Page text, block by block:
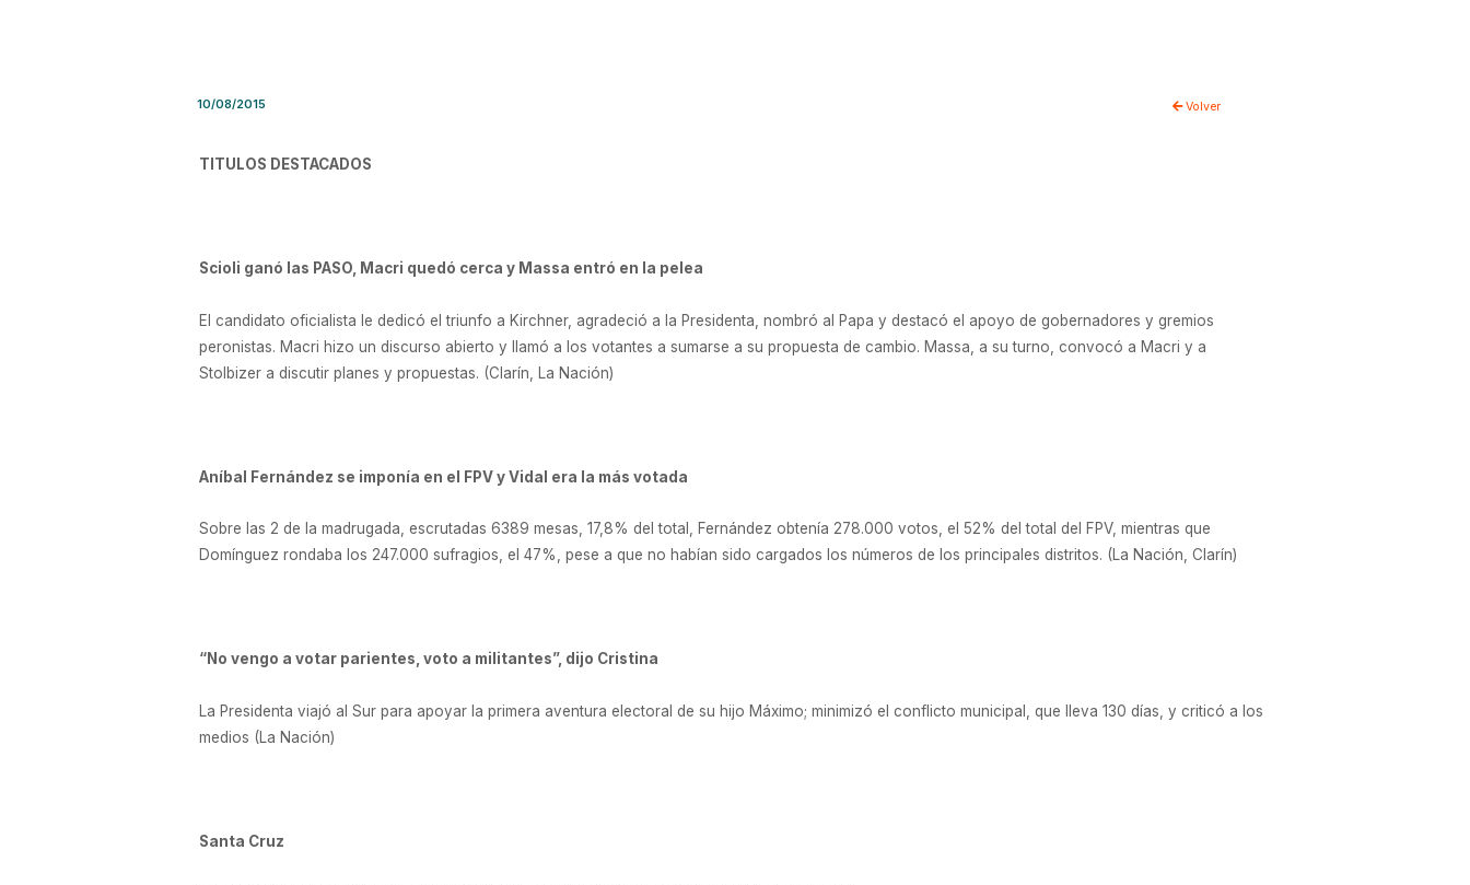
10/08/2015 Volver
TITULOS DESTACADOS
Scioli ganó las PASO, Macri quedó cerca y Massa entró en la pelea
El candidato oficialista le dedicó el triunfo a Kirchner, agradeció a la Presidenta, nombró al Papa y destacó el apoyo de gobernadores y gremios
peronistas. Macri hizo un discurso abierto y llamó a los votantes a sumarse a su propuesta de cambio. Massa, a su turno, convocó a Macri y a
Stolbizer a discutir planes y propuestas. (Clarín, La Nación)
Aníbal Fernández se imponía en el FPV y Vidal era la más votada
Sobre las 2 de la madrugada, escrutadas 6389 mesas, 17,8% del total, Fernández obtenía 278.000 votos, el 52% del total del FPV, mientras que
Domínguez rondaba los 247.000 sufragios, el 47%, pese a que no habían sido cargados los números de los principales distritos. (La Nación, Clarín)
“No vengo a votar parientes, voto a militantes”, dijo Cristina
La Presidenta viajó al Sur para apoyar la primera aventura electoral de su hijo Máximo; minimizó el conflicto municipal, que lleva 130 días, y criticó a los
medios (La Nación)
Santa Cruz